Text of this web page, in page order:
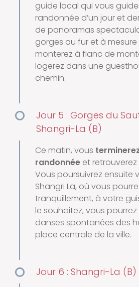
guide local qui vous
randonnée d’un jour et
de panoramas
gorges au fur et à
monterez à flanc de
logerez dans une
chemin.
Jour 5 : Gorges du
Shangri-La (B)
Ce matin, vous
randonnée et
Vous poursuivrez ensuite
Shangri La, où vous
tranquillement, à votre
le souhaitez, vous
danses spontanées des
place centrale de la ville.
Jour 6 : Shangri-La (B)